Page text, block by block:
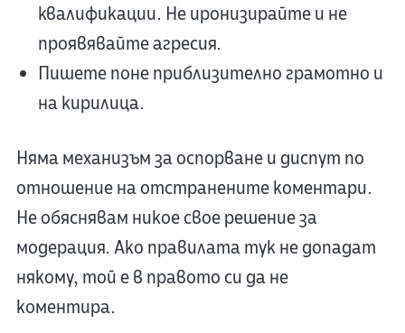
квалификации. Не иронизирайте и не
проявявайте агресия.
Пишете поне приблизително грамотно и
на кирилица.
Няма механизъм за оспорване и диспут по
отношение на отстранените коментари.
Не обяснявам никое свое решение за
модерация. Ако правилата тук не допадат
някому, той е в правото си да не
коментира.